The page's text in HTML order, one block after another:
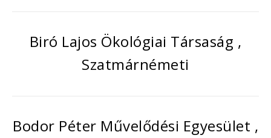
Biró Lajos Ökológiai Társaság ,
Szatmárnémeti
Bodor Péter Művelődési Egyesület ,